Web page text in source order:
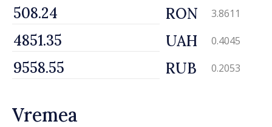
RON 3.8611
UAH 0.4045
RUB 0.2053
Vremea